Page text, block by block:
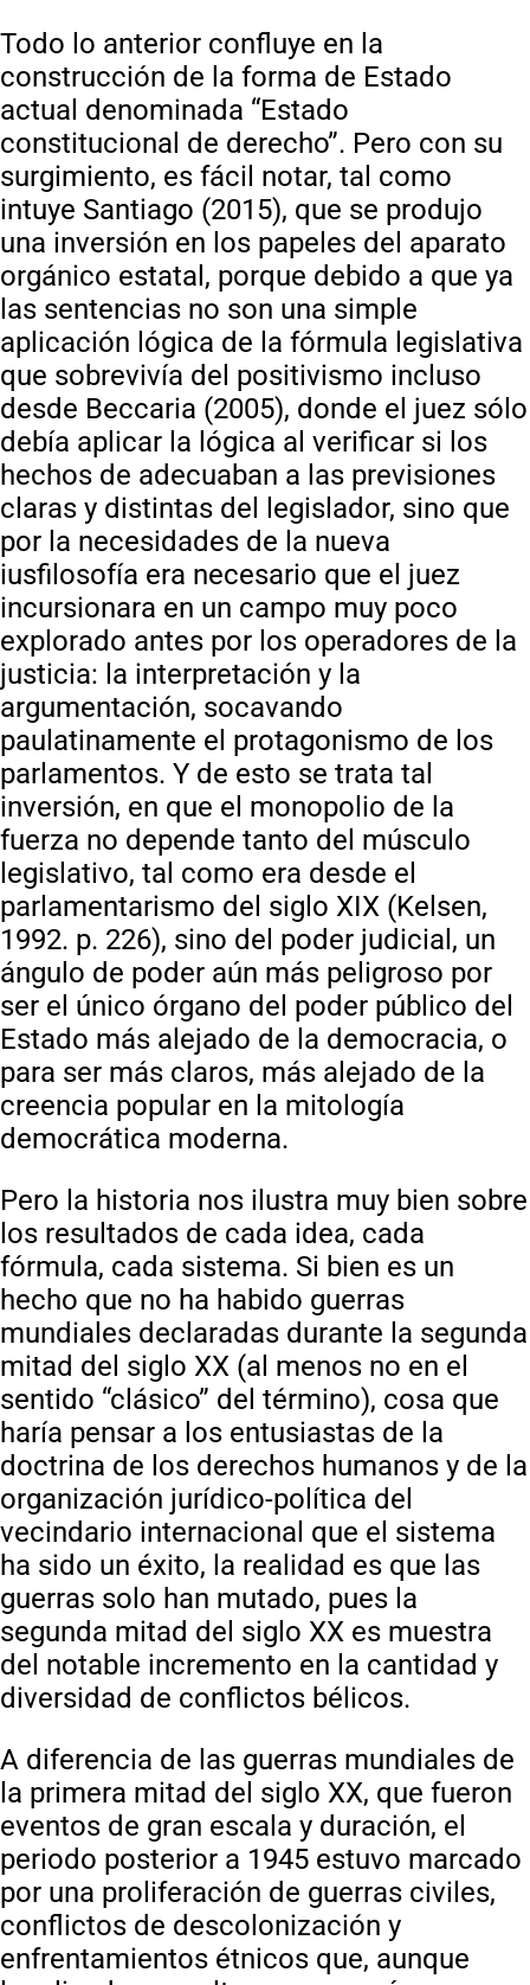
Todo lo anterior confluye en la
construcción de la forma de Estado
actual denominada “Estado
constitucional de derecho”. Pero con su
surgimiento, es fácil notar, tal como
intuye Santiago (2015), que se produjo
una inversión en los papeles del aparato
orgánico estatal, porque debido a que ya
las sentencias no son una simple
aplicación lógica de la fórmula legislativa
que sobrevivía del positivismo incluso
desde Beccaria (2005), donde el juez sólo
debía aplicar la lógica al verificar si los
hechos de adecuaban a las previsiones
claras y distintas del legislador, sino que
por la necesidades de la nueva
iusfilosofía era necesario que el juez
incursionara en un campo muy poco
explorado antes por los operadores de la
justicia: la interpretación y la
argumentación, socavando
paulatinamente el protagonismo de los
parlamentos. Y de esto se trata tal
inversión, en que el monopolio de la
fuerza no depende tanto del músculo
legislativo, tal como era desde el
parlamentarismo del siglo XIX (Kelsen,
1992. p. 226), sino del poder judicial, un
ángulo de poder aún más peligroso por
ser el único órgano del poder público del
Estado más alejado de la democracia, o
para ser más claros, más alejado de la
creencia popular en la mitología
democrática moderna.
Pero la historia nos ilustra muy bien sobre
los resultados de cada idea, cada
fórmula, cada sistema. Si bien es un
hecho que no ha habido guerras
mundiales declaradas durante la segunda
mitad del siglo XX (al menos no en el
sentido “clásico” del término), cosa que
haría pensar a los entusiastas de la
doctrina de los derechos humanos y de la
organización jurídico-política del
vecindario internacional que el sistema
ha sido un éxito, la realidad es que las
guerras solo han mutado, pues la
segunda mitad del siglo XX es muestra
del notable incremento en la cantidad y
diversidad de conflictos bélicos.
A diferencia de las guerras mundiales de
la primera mitad del siglo XX, que fueron
eventos de gran escala y duración, el
periodo posterior a 1945 estuvo marcado
por una proliferación de guerras civiles,
conflictos de descolonización y
enfrentamientos étnicos que, aunque